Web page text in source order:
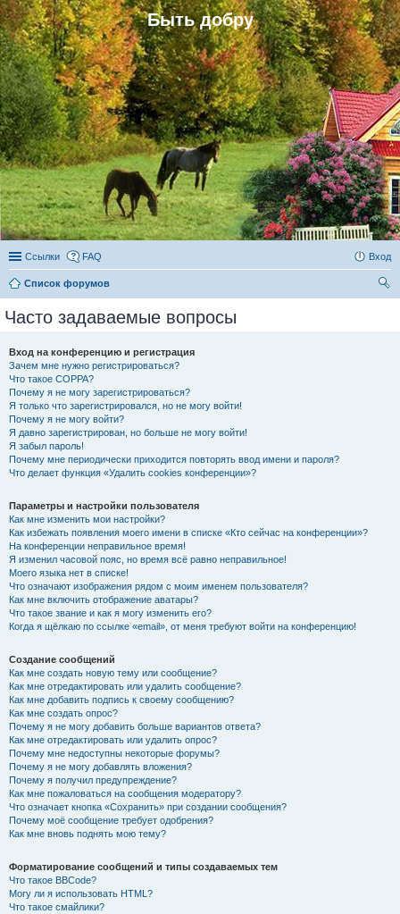
Быть добру
Ссылки FAQ Вход
Список форумов
Часто задаваемые вопросы
Вход на конференцию и регистрация
Зачем мне нужно регистрироваться?
Что такое COPPA?
Почему я не могу зарегистрироваться?
Я только что зарегистрировался, но не могу войти!
Почему я не могу войти?
Я давно зарегистрирован, но больше не могу войти!
Я забыл пароль!
Почему мне периодически приходится повторять ввод имени и пароля?
Что делает функция «Удалить cookies конференции»?
Параметры и настройки пользователя
Как мне изменить мои настройки?
Как избежать появления моего имени в списке «Кто сейчас на конференции»?
На конференции неправильное время!
Я изменил часовой пояс, но время всё равно неправильное!
Моего языка нет в списке!
Что означают изображения рядом с моим именем пользователя?
Как мне включить отображение аватары?
Что такое звание и как я могу изменить его?
Когда я щёлкаю по ссылке «email», от меня требуют войти на конференцию!
Создание сообщений
Как мне создать новую тему или сообщение?
Как мне отредактировать или удалить сообщение?
Как мне добавить подпись к своему сообщению?
Как мне создать опрос?
Почему я не могу добавить больше вариантов ответа?
Как мне отредактировать или удалить опрос?
Почему мне недоступны некоторые форумы?
Почему я не могу добавлять вложения?
Почему я получил предупреждение?
Как мне пожаловаться на сообщения модератору?
Что означает кнопка «Сохранить» при создании сообщения?
Почему моё сообщение требует одобрения?
Как мне вновь поднять мою тему?
Форматирование сообщений и типы создаваемых тем
Что такое BBCode?
Могу ли я использовать HTML?
Что такое смайлики?